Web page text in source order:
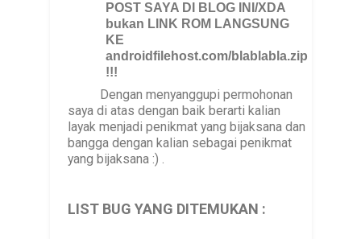
POST SAYA DI BLOG INI/XDA
bukan LINK ROM LANGSUNG
KE
androidfilehost.com/blablabla.zip
!!!
Dengan menyanggupi permohonan
saya di atas dengan baik berarti kalian
layak menjadi penikmat yang bijaksana dan
bangga dengan kalian sebagai penikmat
yang bijaksana :) .
LIST BUG YANG DITEMUKAN :